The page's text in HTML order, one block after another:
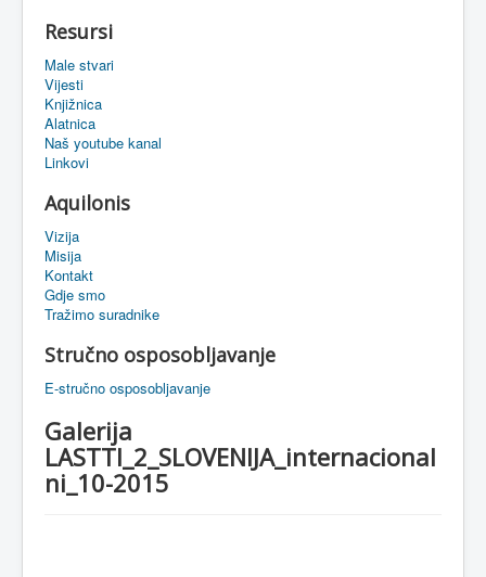
Oaza
Sistemski alati
eMapa
Resursi
Male stvari
Vijesti
Knjižnica
Alatnica
Naš youtube kanal
Linkovi
Aquilonis
Vizija
Misija
Kontakt
Gdje smo
Tražimo suradnike
Stručno osposobljavanje
E-stručno osposobljavanje
Galerija
LASTTI_2_SLOVENIJA_internacional
ni_10-2015